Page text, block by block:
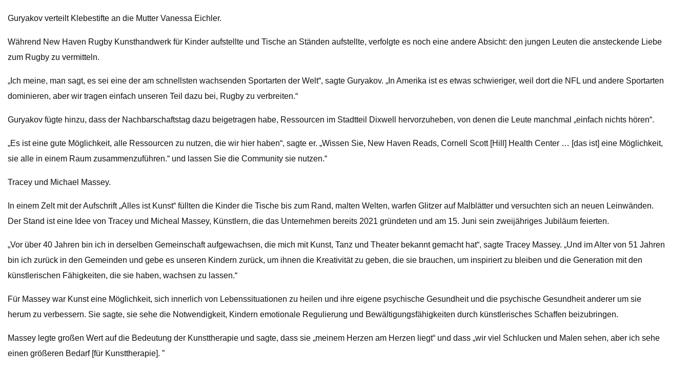
Guryakov verteilt Klebestifte an die Mutter Vanessa Eichler.
Während New Haven Rugby Kunsthandwerk für Kinder aufstellte und Tische an Ständen aufstellte, verfolgte es noch eine andere Absicht: den jungen Leuten die ansteckende Liebe
zum Rugby zu vermitteln.
„Ich meine, man sagt, es sei eine der am schnellsten wachsenden Sportarten der Welt“, sagte Guryakov. „In Amerika ist es etwas schwieriger, weil dort die NFL und andere Sportarten
dominieren, aber wir tragen einfach unseren Teil dazu bei, Rugby zu verbreiten.“
Guryakov fügte hinzu, dass der Nachbarschaftstag dazu beigetragen habe, Ressourcen im Stadtteil Dixwell hervorzuheben, von denen die Leute manchmal „einfach nichts hören“.
„Es ist eine gute Möglichkeit, alle Ressourcen zu nutzen, die wir hier haben“, sagte er. „Wissen Sie, New Haven Reads, Cornell Scott [Hill] Health Center … [das ist] eine Möglichkeit,
sie alle in einem Raum zusammenzuführen.“ und lassen Sie die Community sie nutzen.“
Tracey und Michael Massey.
In einem Zelt mit der Aufschrift „Alles ist Kunst“ füllten die Kinder die Tische bis zum Rand, malten Welten, warfen Glitzer auf Malblätter und versuchten sich an neuen Leinwänden.
Der Stand ist eine Idee von Tracey und Micheal Massey, Künstlern, die das Unternehmen bereits 2021 gründeten und am 15. Juni sein zweijähriges Jubiläum feierten.
„Vor über 40 Jahren bin ich in derselben Gemeinschaft aufgewachsen, die mich mit Kunst, Tanz und Theater bekannt gemacht hat“, sagte Tracey Massey. „Und im Alter von 51 Jahren
bin ich zurück in den Gemeinden und gebe es unseren Kindern zurück, um ihnen die Kreativität zu geben, die sie brauchen, um inspiriert zu bleiben und die Generation mit den
künstlerischen Fähigkeiten, die sie haben, wachsen zu lassen.“
Für Massey war Kunst eine Möglichkeit, sich innerlich von Lebenssituationen zu heilen und ihre eigene psychische Gesundheit und die psychische Gesundheit anderer um sie
herum zu verbessern. Sie sagte, sie sehe die Notwendigkeit, Kindern emotionale Regulierung und Bewältigungsfähigkeiten durch künstlerisches Schaffen beizubringen.
Massey legte großen Wert auf die Bedeutung der Kunsttherapie und sagte, dass sie „meinem Herzen am Herzen liegt“ und dass „wir viel Schlucken und Malen sehen, aber ich sehe
einen größeren Bedarf [für Kunsttherapie]. ”